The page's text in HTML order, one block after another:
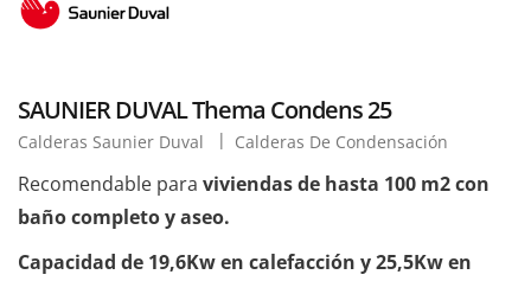
SAUNIER DUVAL Thema Condens 25
Calderas Saunier Duval Calderas De Condensación
Recomendable para viviendas de hasta 100 m2 con
baño completo y aseo.
Capacidad de 19,6Kw en calefacción y 25,5Kw en